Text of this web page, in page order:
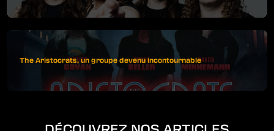
The Aristocrats, un groupe devenu incontournable